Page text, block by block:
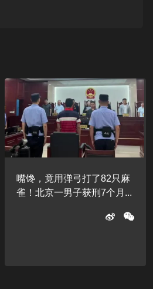
嘴馋，竟用弹弓打了82只麻
雀！北京一男子获刑7个月...